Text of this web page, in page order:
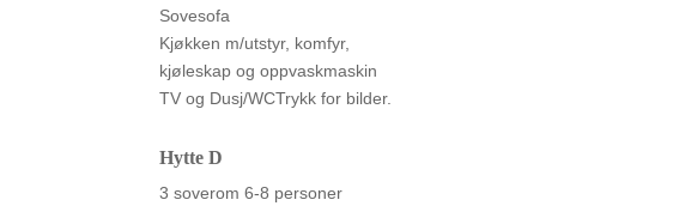
Sovesofa
Kjøkken m/utstyr, komfyr,
kjøleskap og oppvaskmaskin
TV og Dusj/WCTrykk for bilder.
Hytte D
3 soverom 6-8 personer